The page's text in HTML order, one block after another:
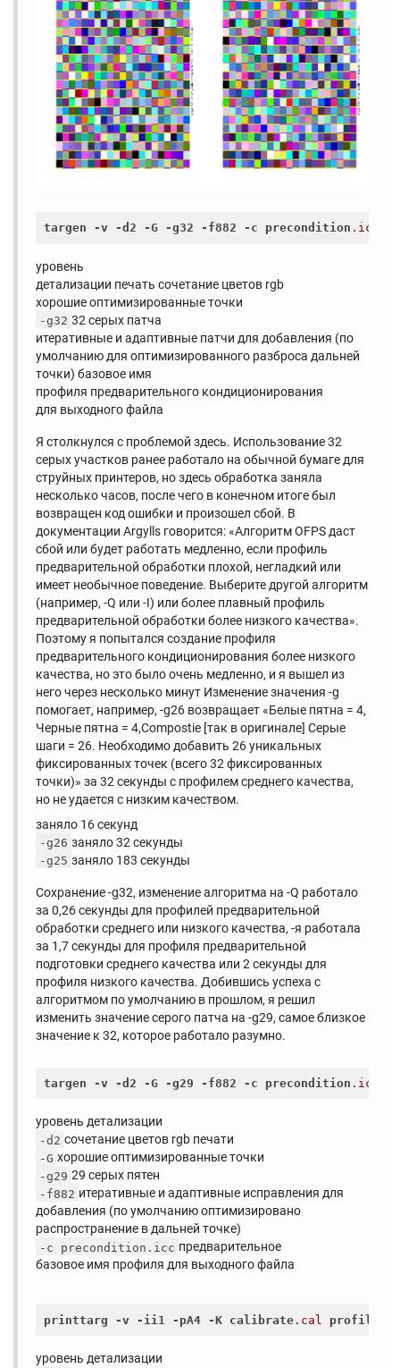
targen -v -d2 -G -g32 -f882 -c precondition .icc
уровень
детализации печать сочетание цветов rgb
хорошие оптимизированные точки
-g32 32 серых патча
итеративные и адаптивные патчи для добавления (по
умолчанию для оптимизированного разброса дальней
точки) базовое имя
профиля предварительного кондиционирования
для выходного файла
Я столкнулся с проблемой здесь. Использование 32
серых участков ранее работало на обычной бумаге для
струйных принтеров, но здесь обработка заняла
несколько часов, после чего в конечном итоге был
возвращен код ошибки и произошел сбой. В
документации Argylls говорится: «Алгоритм OFPS даст
сбой или будет работать медленно, если профиль
предварительной обработки плохой, негладкий или
имеет необычное поведение. Выберите другой алгоритм
(например, -Q или -I) или более плавный профиль
предварительной обработки более низкого качества».
Поэтому я попытался создание профиля
предварительного кондиционирования более низкого
качества, но это было очень медленно, и я вышел из
него через несколько минут Изменение значения -g
помогает, например, -g26 возвращает «Белые пятна = 4,
Черные пятна = 4,Compostie [так в оригинале] Серые
шаги = 26. Необходимо добавить 26 уникальных
фиксированных точек (всего 32 фиксированных
точки)» за 32 секунды с профилем среднего качества,
но не удается с низким качеством.
заняло 16 секунд
-g26 заняло 32 секунды
-g25 заняло 183 секунды
Сохранение -g32, изменение алгоритма на -Q работало
за 0,26 секунды для профилей предварительной
обработки среднего или низкого качества, -я работала
за 1,7 секунды для профиля предварительной
подготовки среднего качества или 2 секунды для
профиля низкого качества. Добившись успеха с
алгоритмом по умолчанию в прошлом, я решил
изменить значение серого патча на -g29, самое близкое
значение к 32, которое работало разумно.
targen -v -d2 -G -g29 -f882 -c precondition .icc
уровень детализации
-d2 сочетание цветов rgb печати
-G хорошие оптимизированные точки
-g29 29 серых пятен
-f882 итеративные и адаптивные исправления для
добавления (по умолчанию оптимизировано
распространение в дальней точке)
-c precondition.icc предварительное
базовое имя профиля для выходного файла
printtarg -v -ii1 -pA4 -K calibrate .cal profile
уровень детализации